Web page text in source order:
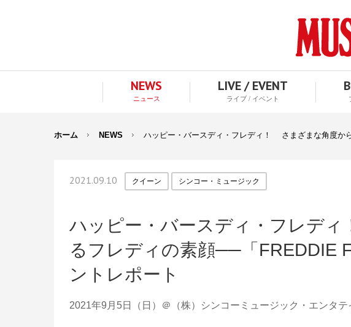
NEWS
ニュース
LIVE / EVENT
ライブ / イベント
ホーム NEWS ハッピー・バースディ・フレディ！ さまざまな角度か
2021.09.10 クイーン シンコー・ミュージック
ハッピー・バースディ・フレデ
るフレディの素顔──「FREDDIE
ントレポート
2021年9月5日（日）＠（株）シンコーミュージック・エンタテ